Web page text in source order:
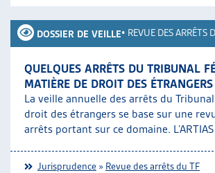
DOSSIER DE VEILLE• REVUE DES ARRÊTS
QUELQUES ARRÊTS DU TRIBUNAL
MATIÈRE DE DROIT DES
La veille annuelle des arrêts du
droit des étrangers se base sur une
arrêts portant sur ce domaine.
Jurisprudence » Revue des arrêts du TF